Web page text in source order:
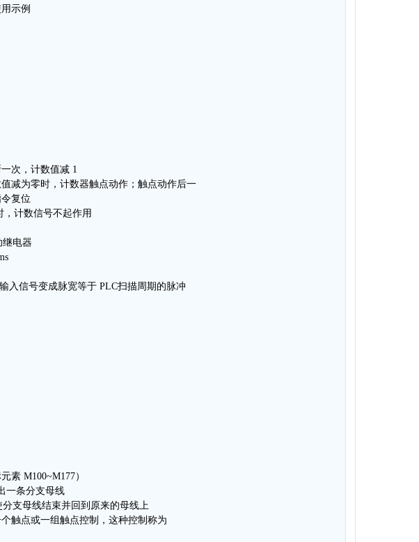
示例
次，计数值减 1
减为零时，计数器触点动作；触点动作后一
复位
计数信号不起作用
电器
入信号变成脉宽等于 PLC扫描周期的脉冲
素 M100~M177）
一条分支母线
支母线结束并回到原来的母线上
触点或一组触点控制，这种控制称为